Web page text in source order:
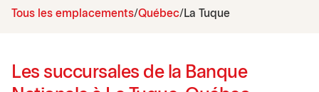
Tous les emplacements Québec La Tuque
Les succursales de la Banque